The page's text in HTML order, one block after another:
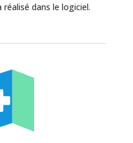
dans le logiciel.